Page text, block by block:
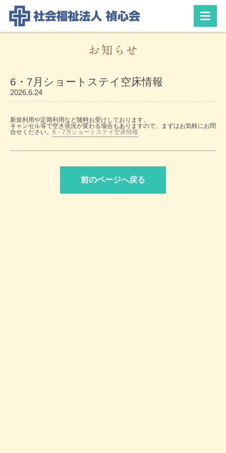
お知らせ
6・7月ショートステイ空床情報
2026.6.24
新規利用や定期利用など随時お受けしております。
キャンセル等で空き状況が変わる場合もありますので、まずはお気軽にお問
合せください。 6・7月ショートステイ空床情報
前のページへ戻る